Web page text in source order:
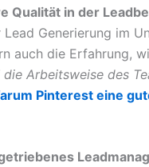
Qualität in der
Generierung im
auch die Erfahrung,
die Arbeitsweise des
Pinterest eine